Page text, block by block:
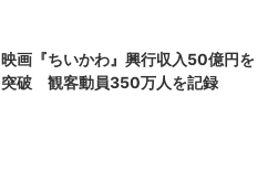
映画『ちいかわ』興行収入50億円を
突破 観客動員350万人を記録